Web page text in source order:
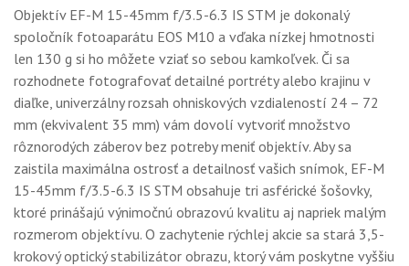
Objektív EF-M 15-45mm f/3.5-6.3 IS STM je dokonalý
spoločník fotoaparátu EOS M10 a vďaka nízkej hmotnosti
len 130 g si ho môžete vziať so sebou kamkoľvek. Či sa
rozhodnete fotografovať detailné portréty alebo krajinu v
diaľke, univerzálny rozsah ohniskových vzdialeností 24 – 72
mm (ekvivalent 35 mm) vám dovolí vytvoriť množstvo
rôznorodých záberov bez potreby meniť objektív. Aby sa
zaistila maximálna ostrosť a detailnosť vašich snímok, EF-M
15-45mm f/3.5-6.3 IS STM obsahuje tri asférické šošovky,
ktoré prinášajú výnimočnú obrazovú kvalitu aj napriek malým
rozmerom objektívu. O zachytenie rýchlej akcie sa stará 3,5-
krokový optický stabilizátor obrazu, ktorý vám poskytne vyššiu